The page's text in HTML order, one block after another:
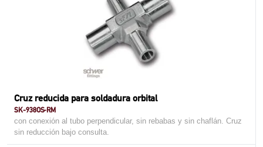
Cruz reducida para soldadura orbital
SK-938OS-RM
con conexión al tubo perpendicular, sin rebabas y sin chaflán. Cruz
sin reducción bajo consulta.